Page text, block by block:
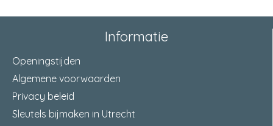
Informatie
Openingstijden
Algemene voorwaarden
Privacy beleid
Sleutels bijmaken in Utrecht